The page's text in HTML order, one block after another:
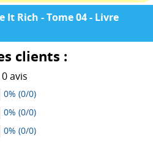
It Rich - Tome 04 - Livre
clients :
0avis
0% (0/0)
0% (0/0)
0% (0/0)